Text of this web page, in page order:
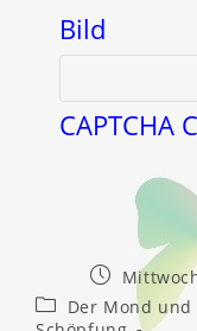
CAPTCHA
Beitrag
Beitrags-
Der Mond